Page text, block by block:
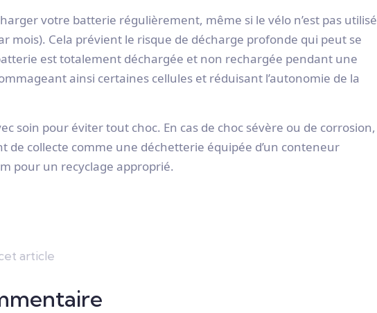
votre batterie régulièrement, même si le vélo n’est pas utilisé
mois). Cela prévient le risque de décharge profonde qui peut se
est totalement déchargée et non rechargée pendant une
ainsi certaines cellules et réduisant l’autonomie de la
soin pour éviter tout choc. En cas de choc sévère ou de corrosion,
de collecte comme une déchetterie équipée d’un conteneur
pour un recyclage approprié.
article